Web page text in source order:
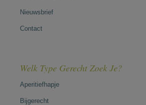
Nieuwsbrief
Contact
Welk Type Gerecht Zoek Je?
Aperitiefhapje
Bijgerecht